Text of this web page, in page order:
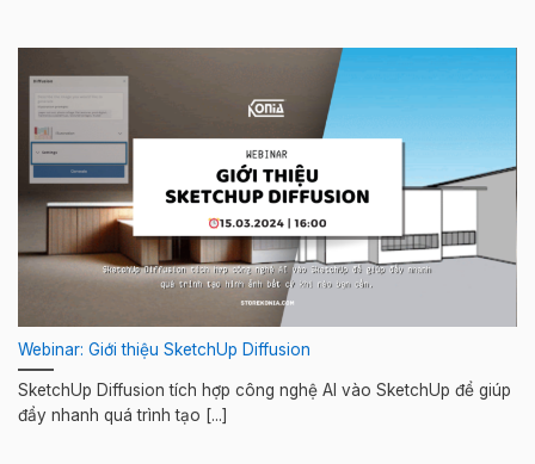
Webinar: Giới thiệu SketchUp Diffusion
SketchUp Diffusion tích hợp công nghệ AI vào SketchUp để giúp
đẩy nhanh quá trình tạo [...]